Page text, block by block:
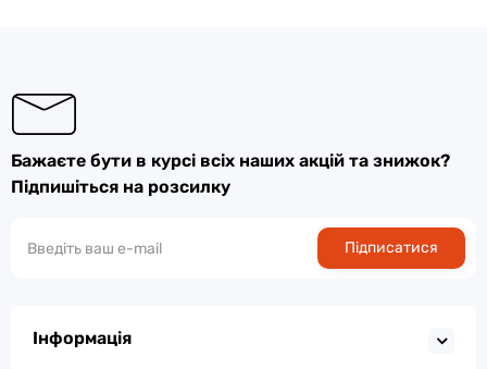
Бажаєте бути в курсі всіх наших акцій та знижок?
Підпишіться на розсилку
Підписатися
Інформація